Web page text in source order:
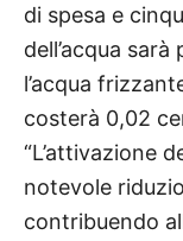
di spesa e
dell’acqua
l’acqua
costerà 0,02
“L’attivazione
notevole
contribuendo